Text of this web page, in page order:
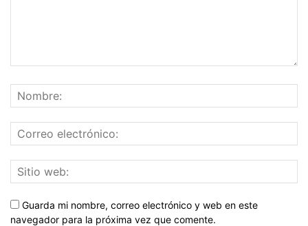
Guarda mi nombre, correo electrónico y web en este
navegador para la próxima vez que comente.